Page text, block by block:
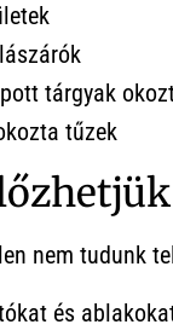
tárgyak
tűzek
nem tudunk
és